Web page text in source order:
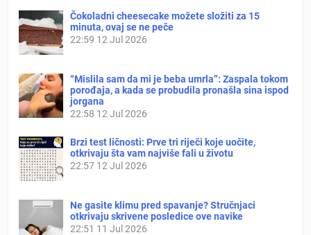
Čokoladni cheesecake možete složiti za 15
minuta, ovaj se ne peče
22:59 12 Jul 2026
“Mislila sam da mi je beba umrla”: Zaspala tokom
porođaja, a kada se probudila pronašla sina ispod
jorgana
22:58 12 Jul 2026
Brzi test ličnosti: Prve tri riječi koje uočite,
otkrivaju šta vam najviše fali u životu
22:57 12 Jul 2026
Ne gasite klimu pred spavanje? Stručnjaci
otkrivaju skrivene posledice ove navike
22:51 11 Jul 2026